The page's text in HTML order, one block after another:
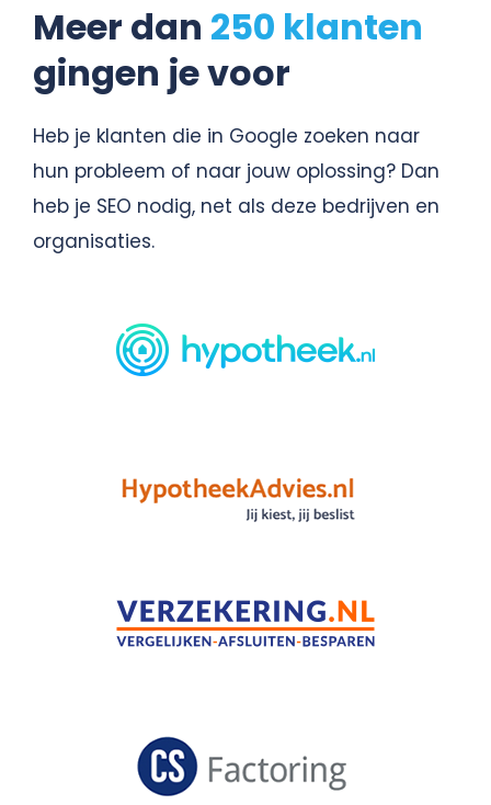
Meer dan 250 klanten
gingen je voor
Heb je klanten die in Google zoeken naar
hun probleem of naar jouw oplossing? Dan
heb je SEO nodig, net als deze bedrijven en
organisaties.